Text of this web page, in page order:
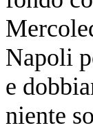
Napoli
e
niente